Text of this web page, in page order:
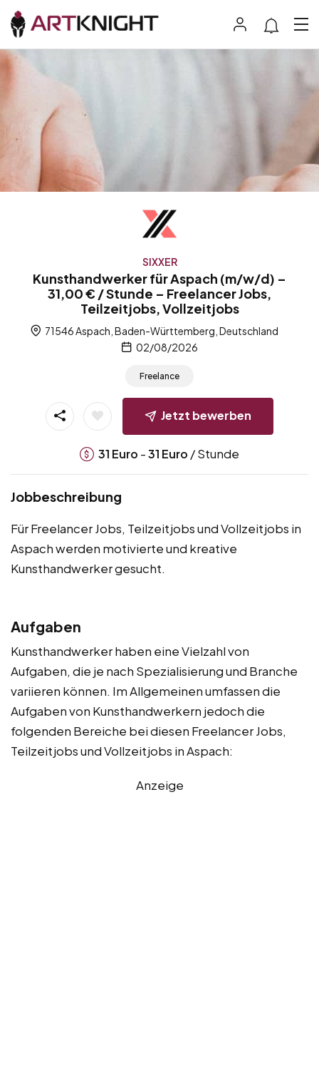
SIXXER
Kunsthandwerker für Aspach (m/w/d) –
31,00 € / Stunde – Freelancer Jobs,
Teilzeitjobs, Vollzeitjobs
71546 Aspach, Baden-Württemberg, Deutschland
02/08/2026
Freelance
Jetzt bewerben
31 Euro -31 Euro / Stunde
Jobbeschreibung
Für Freelancer Jobs, Teilzeitjobs und Vollzeitjobs in
Aspach werden motivierte und kreative
Kunsthandwerker gesucht.
Aufgaben
Kunsthandwerker haben eine Vielzahl von
Aufgaben, die je nach Spezialisierung und Branche
variieren können. Im Allgemeinen umfassen die
Aufgaben von Kunsthandwerkern jedoch die
folgenden Bereiche bei diesen Freelancer Jobs,
Teilzeitjobs und Vollzeitjobs in Aspach:
Anzeige